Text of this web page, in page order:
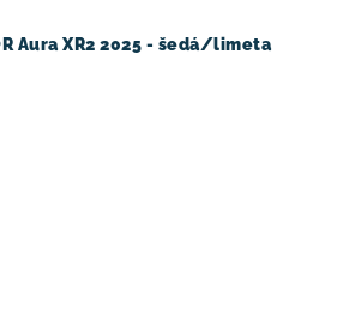
Aura XR2 2025 - šedá/limeta